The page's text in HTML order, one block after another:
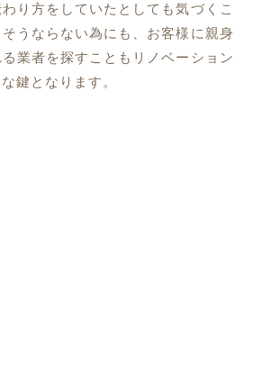
り方をしていたとしても気づくこ
うならない為にも、お客様に親身
業者を探すこともリノベーション
鍵となります。